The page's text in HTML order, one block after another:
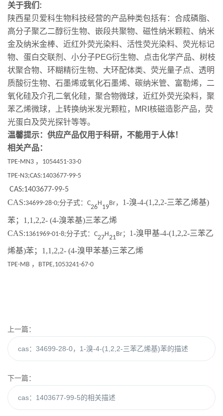
关于我们:
陕西星贝爱科生物科技经营的产品种类包括有：合成磷脂、
高分子聚乙二醇衍生物、嵌段共聚物、磁性纳米颗粒、纳米
金及纳米金棒、近红外荧光染料、活性荧光染料、荧光标记
物、蛋白交联剂、小分子PEG衍生物、点击化学产品、树枝
状聚合物、环糊精衍生物、大环配体类、荧光量子点、透明
质酸衍生物、石墨烯或氧化石墨烯、碳纳米管、富勒烯，二
氧化硅及介孔二氧化硅，聚合物微球，近红外荧光染料，聚
苯乙烯微球，上转换纳米发光颗粒，MRI核磁造影产品，荧
光蛋白及荧光探针等等。
温馨提示：供应产品仅用于科研，不能用于人体！
相关产品：
TPE-MN3 ， 1054451-33-0
TPE-N3;CAS:1403677-99-5
CAS:1403677-99-5
CAS:34699-28-0;分子式： C
26
H
19
Br， 1-溴-4-(1,2,2-三苯乙烯基)
苯；1,1,2,2- (4-溴苯基)三苯乙烯
CAS:1361969-01-8;分子式： C
27
H
21
Br； 1-溴甲基-4-(1,2,2-三苯乙
烯基)苯；1,1,2,2- (4-溴甲苯基)三苯乙烯
TPE-MB ， BTPE,1053241-67-0
上一篇：
cas：34699-28-0，1-溴-4-(1,2,2-三苯乙烯基)苯的描述
下一篇：
cas：1403677-99-5的相关描述